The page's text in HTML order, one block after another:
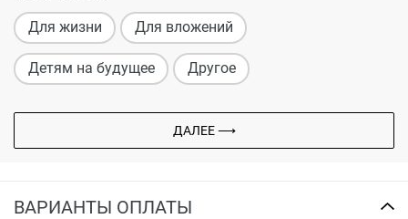
Для жизни Для вложений
Детям на будущее Другое
ДАЛЕЕ ⟶
ВАРИАНТЫ ОПЛАТЫ